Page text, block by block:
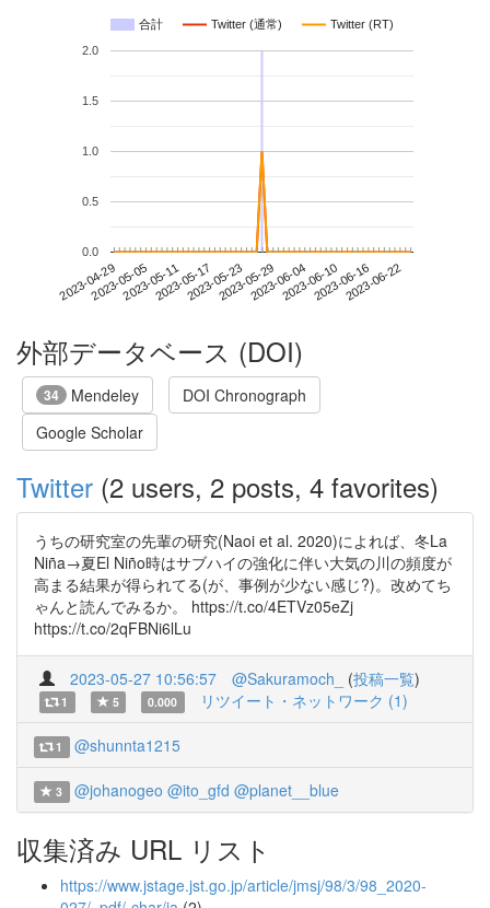
合計 Twitter (通常) Twitter (RT)
2023-04-292023-05-052023-05-112023-05-172023-05-232023-05-292023-06-042023-06-102023-06-162023-06-22
0.0
0.5
1.0
1.5
2.0
外部データベース (DOI)
34 Mendeley
DOI Chronograph
Google Scholar
Twitter (2 users, 2 posts, 4 favorites)
うちの研究室の先輩の研究(Naoi et al. 2020)によれば、冬La
Niña→夏El Niño時はサブハイの強化に伴い大気の川の頻度が
高まる結果が得られてる(が、事例が少ない感じ?)。改めてち
ゃんと読んでみるか。 https://t.co/4ETVz05eZj
https://t.co/2qFBNi6lLu
2023-05-27 10:56:57 @Sakuramoch_ (投稿一覧)
1 5 0.000 リツイート・ネットワーク (1)
1 @shunnta1215
3 @johanogeo @ito_gfd @planet__blue
収集済み URL リスト
https://www.jstage.jst.go.jp/article/jmsj/98/3/98_2020-